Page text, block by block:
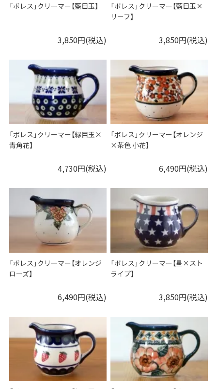
「ボレス」クリーマー【藍目玉】
3,850円(税込)
「ボレス」クリーマー【藍目玉×
リーフ】
3,850円(税込)
「ボレス」クリーマー【緑目玉×
青角花】
4,730円(税込)
「ボレス」クリーマー【オレンジ
×茶色 小花】
6,490円(税込)
「ボレス」クリーマー【オレンジ
ローズ】
6,490円(税込)
「ボレス」クリーマー【星×スト
ライプ】
3,850円(税込)